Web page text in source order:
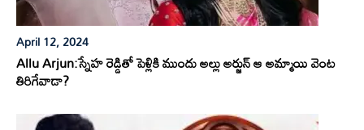
April 12, 2024
Allu Arjun:స్నేహ రెడ్డితో పెళ్లికి ముందు అల్లు అర్జున్ ఆ అమ్మాయి వెంట
తిరిగేవాడా?